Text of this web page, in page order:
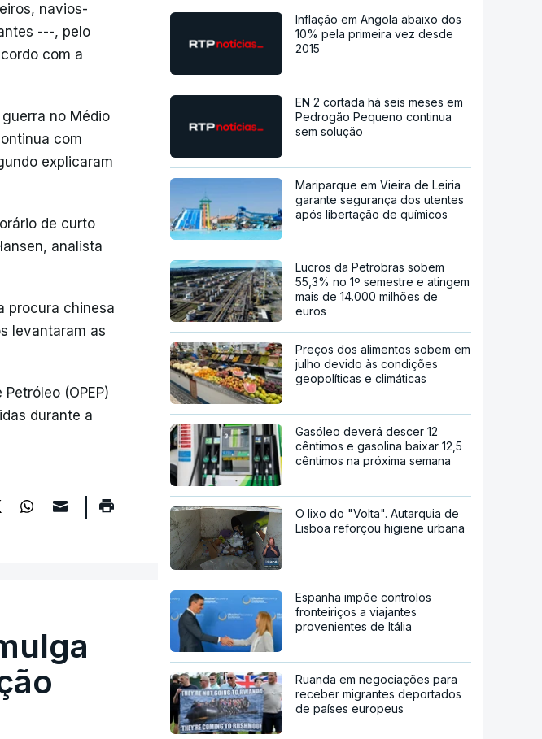
navios-
---, pelo
com a
no Médio
com
explicaram
de curto
analista
procura chinesa
levantaram as
(OPEP)
durante a
Inflação em Angola abaixo dos
10% pela primeira vez desde
2015
EN 2 cortada há seis meses em
Pedrogão Pequeno continua
sem solução
Mariparque em Vieira de Leiria
garante segurança dos utentes
após libertação de químicos
Lucros da Petrobras sobem
55,3% no 1º semestre e atingem
mais de 14.000 milhões de
euros
Preços dos alimentos sobem em
julho devido às condições
geopolíticas e climáticas
Gasóleo deverá descer 12
cêntimos e gasolina baixar 12,5
cêntimos na próxima semana
O lixo do "Volta". Autarquia de
Lisboa reforçou higiene urbana
Espanha impõe controlos
fronteiriços a viajantes
provenientes de Itália
Ruanda em negociações para
receber migrantes deportados
de países europeus